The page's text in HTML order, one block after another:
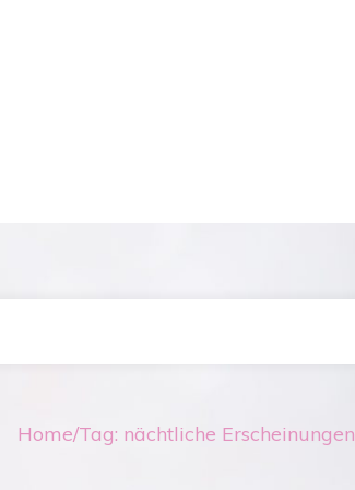
Home/Tag: nächtliche Erscheinungen